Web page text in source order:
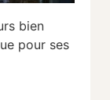
bien
pour ses